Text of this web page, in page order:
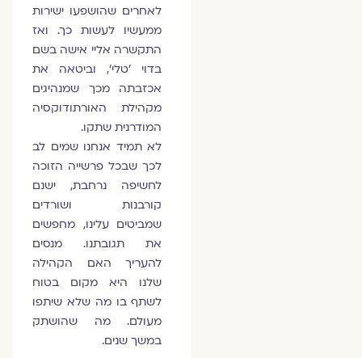
לאחרים שהושפעו ישירות
ממעשיו לעשות כך. ואז
התקשרה אליי אישה בשם
בדוי 'טלי', וביטאה את
אכזבתה מכך שמנהיגים
מקהילת האורתודוקסיה
המודרנית שתקו.
לא תמיד אנחנו שמים לב
לכך שבכל פרשייה הזוכה
לחשיפה נרחבת, ישנם
קורבנות ושורדים
שמביטים עלינו, מחפשים
את תגובתנו. מנסים
להעריך האם הקהילה
שלנו היא מקום בטוח
לשתף בו מה שלא שיתפו
מעולם. מה שהושתק
במשך שנים.